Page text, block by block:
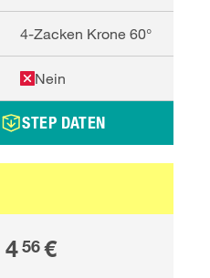
4-Zacken Krone 60°
Nein
STEP DATEN
456€